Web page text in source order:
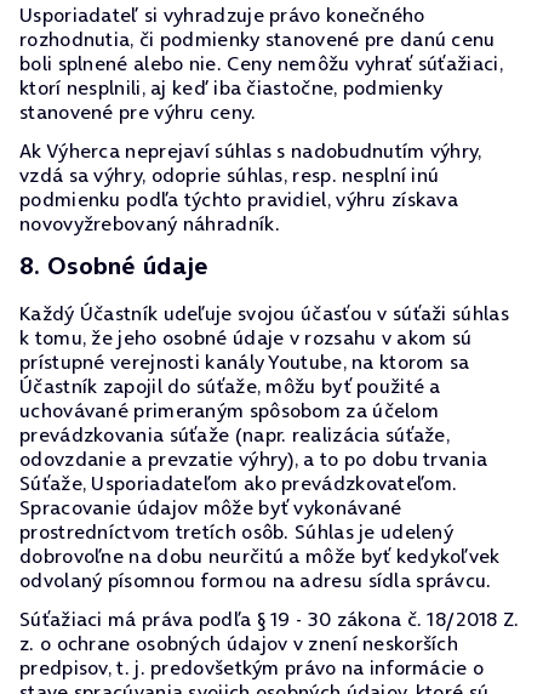
Usporiadateľ si vyhradzuje právo konečného
rozhodnutia, či podmienky stanovené pre danú cenu
boli splnené alebo nie. Ceny nemôžu vyhrať súťažiaci,
ktorí nesplnili, aj keď iba čiastočne, podmienky
stanovené pre výhru ceny.
Ak Výherca neprejaví súhlas s nadobudnutím výhry,
vzdá sa výhry, odoprie súhlas, resp. nesplní inú
podmienku podľa týchto pravidiel, výhru získava
novovyžrebovaný náhradník.
8. Osobné údaje
Každý Účastník udeľuje svojou účasťou v súťaži súhlas
k tomu, že jeho osobné údaje v rozsahu v akom sú
prístupné verejnosti kanály Youtube, na ktorom sa
Účastník zapojil do súťaže, môžu byť použité a
uchovávané primeraným spôsobom za účelom
prevádzkovania súťaže (napr. realizácia súťaže,
odovzdanie a prevzatie výhry), a to po dobu trvania
Súťaže, Usporiadateľom ako prevádzkovateľom.
Spracovanie údajov môže byť vykonávané
prostredníctvom tretích osôb. Súhlas je udelený
dobrovoľne na dobu neurčitú a môže byť kedykoľvek
odvolaný písomnou formou na adresu sídla správcu.
Súťažiaci má práva podľa § 19 - 30 zákona č. 18/2018 Z.
z. o ochrane osobných údajov v znení neskorších
predpisov, t. j. predovšetkým právo na informácie o